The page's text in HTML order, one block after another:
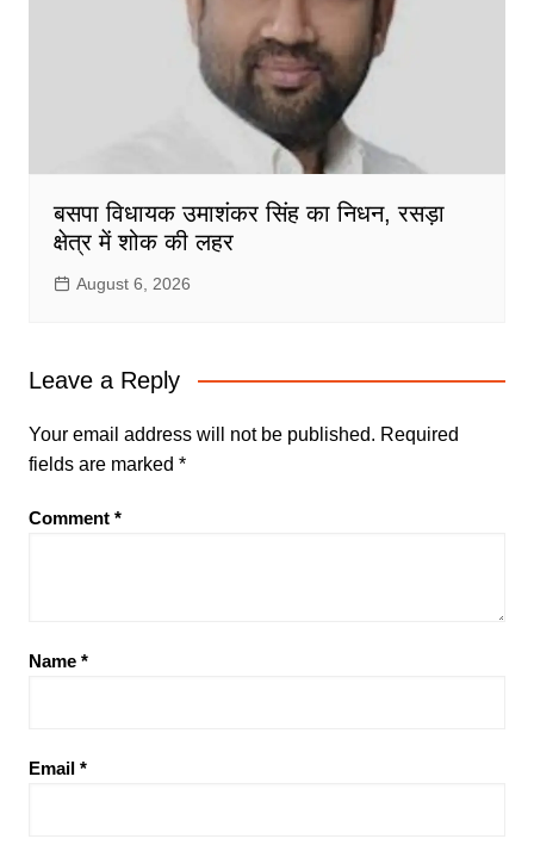
बसपा विधायक उमाशंकर सिंह का निधन, रसड़ा
क्षेत्र में शोक की लहर
August 6, 2026
Leave a Reply
Your email address will not be published. Required
fields are marked *
Comment *
Name *
Email *